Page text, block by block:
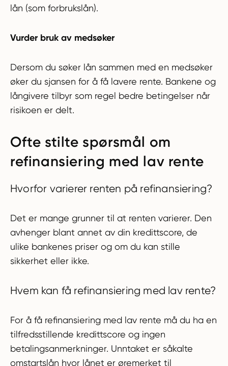
lån (som forbrukslån).
Vurder bruk av medsøker
Dersom du søker lån sammen med en medsøker
øker du sjansen for å få lavere rente. Bankene og
långivere tilbyr som regel bedre betingelser når
risikoen er delt.
Ofte stilte spørsmål om
refinansiering med lav rente
Hvorfor varierer renten på refinansiering?
Det er mange grunner til at renten varierer. Den
avhenger blant annet av din kredittscore, de
ulike bankenes priser og om du kan stille
sikkerhet eller ikke.
Hvem kan få refinansiering med lav rente?
For å få refinansiering med lav rente må du ha en
tilfredsstillende kredittscore og ingen
betalingsanmerkninger. Unntaket er såkalte
omstartslån hvor lånet er øremerket til